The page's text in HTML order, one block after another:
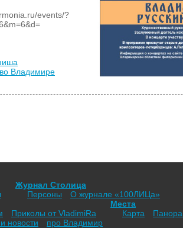
events/?
Владимире
Журнал Столица
Персоны
О журнале «100ЛИЦа»
Приколы от VladimiRа
Места
Карта
новости
про Владимир